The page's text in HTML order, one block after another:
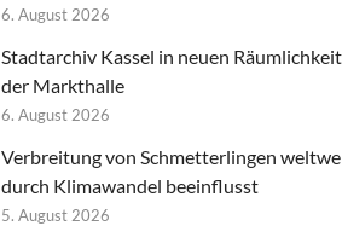
6. August 2026
Stadtarchiv Kassel in neuen
der Markthalle
6. August 2026
Verbreitung von Schmetterlingen
durch Klimawandel beeinflusst
5. August 2026